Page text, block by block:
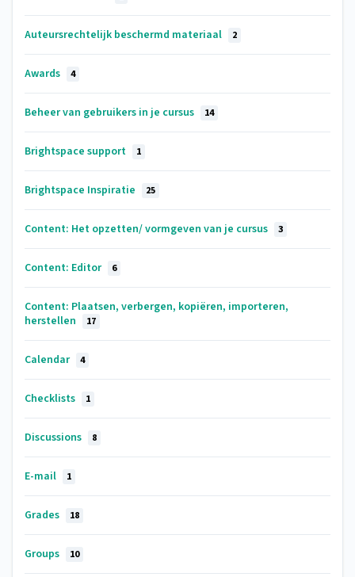
Auteursrechtelijk beschermd materiaal 2
Awards 4
Beheer van gebruikers in je cursus 14
Brightspace support 1
Brightspace Inspiratie 25
Content: Het opzetten/ vormgeven van je cursus 3
Content: Editor 6
Content: Plaatsen, verbergen, kopiëren, importeren,
herstellen
17
Calendar 4
Checklists 1
Discussions 8
E-mail 1
Grades 18
Groups 10